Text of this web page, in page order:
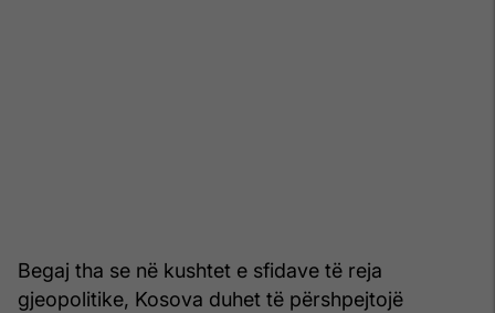
Begaj tha se në kushtet e sfidave të reja
gjeopolitike, Kosova duhet të përshpejtojë